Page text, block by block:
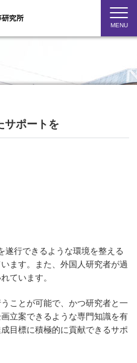
MENU
サポートを
遂行できるような環境を整える
ます。また、外国人研究者が過
ています。
ことが可能で、かつ研究者と一
立案できるような専門知識を有
目標に積極的に貢献できるサポ